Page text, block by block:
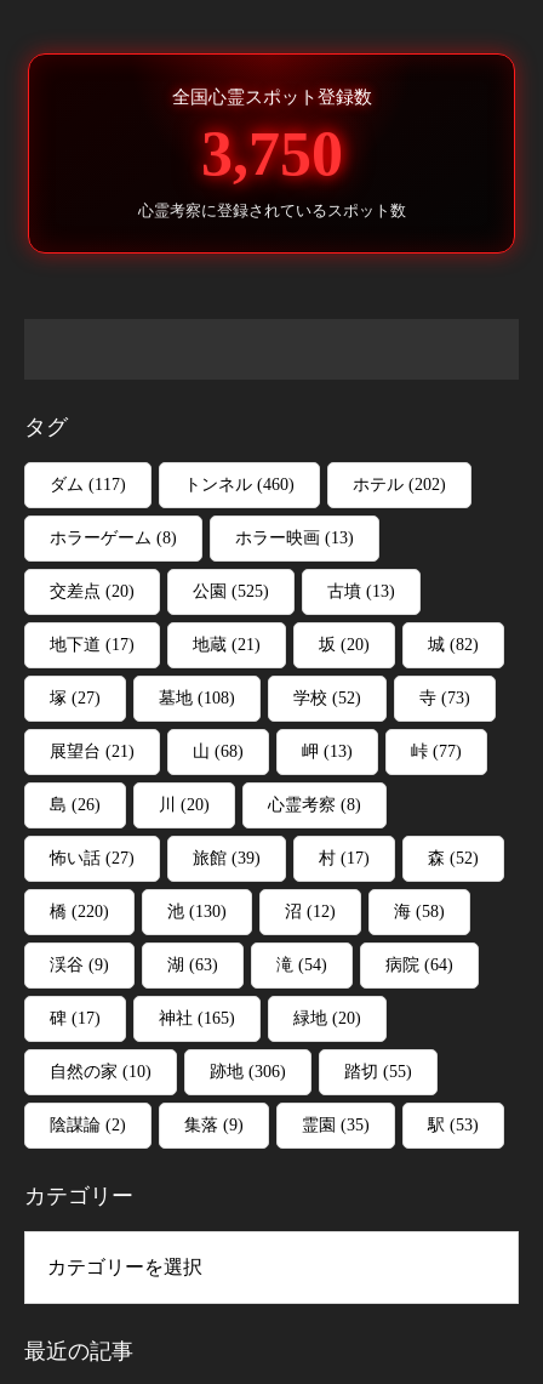
全国心霊スポット登録数
3,750
心霊考察に登録されているスポット数
タグ
ダム (117) トンネル (460) ホテル (202)
ホラーゲーム (8) ホラー映画 (13)
交差点 (20) 公園 (525) 古墳 (13)
地下道 (17) 地蔵 (21) 坂 (20) 城 (82)
塚 (27) 墓地 (108) 学校 (52) 寺 (73)
展望台 (21) 山 (68) 岬 (13) 峠 (77)
島 (26) 川 (20) 心霊考察 (8)
怖い話 (27) 旅館 (39) 村 (17) 森 (52)
橋 (220) 池 (130) 沼 (12) 海 (58)
渓谷 (9) 湖 (63) 滝 (54) 病院 (64)
碑 (17) 神社 (165) 緑地 (20)
自然の家 (10) 跡地 (306) 踏切 (55)
陰謀論 (2) 集落 (9) 霊園 (35) 駅 (53)
カテゴリー
最近の記事